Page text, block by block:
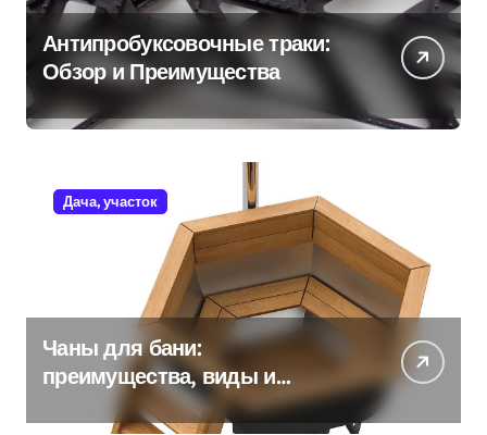
Антипробуксовочные траки:
Обзор и Преимущества
Дача, участок
Чаны для бани:
преимущества, виды и
особенности использования